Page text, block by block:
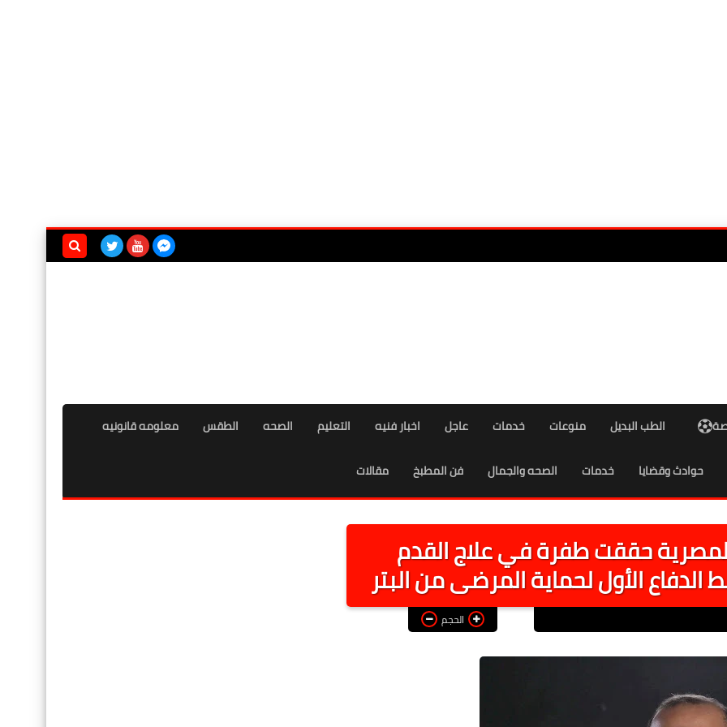
الطب البديل منوعات خدمات عاجل اخبار فنيه التعليم الصحه الطقس معلومه قانونيه
حوادث وقضايا خدمات الصحه والجمال فن المطبخ مقالات
المصرية حققت طفرة في علاج القدم
الأول لحماية المرضى من البتر
الحجم